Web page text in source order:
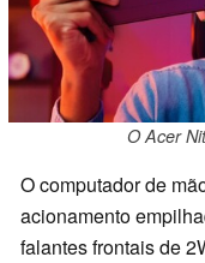
O Acer
O computador de
acionamento
falantes frontais de